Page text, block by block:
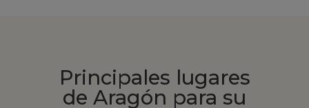
Principales lugares
de Aragón para su